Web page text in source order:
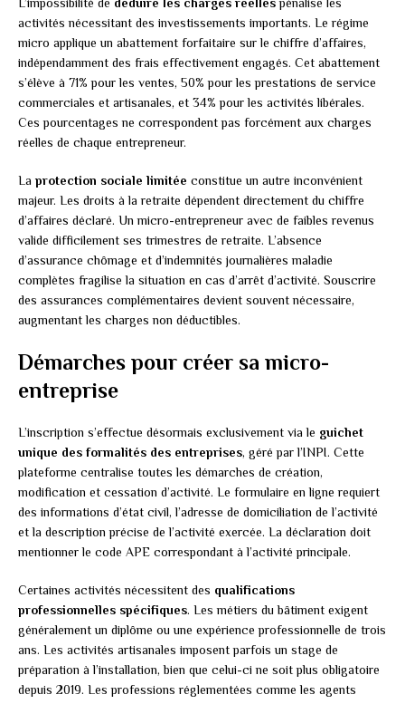
L’impossibilité de déduire les charges réellespénalise les
activités nécessitant des investissements importants. Le régime
micro applique un abattement forfaitaire sur le chiffre d’affaires,
indépendamment des frais effectivement engagés. Cet abattement
s’élève à 71% pour les ventes, 50% pour les prestations de service
commerciales et artisanales, et 34% pour les activités libérales.
Ces pourcentages ne correspondent pas forcément aux charges
réelles de chaque entrepreneur.
La protection sociale limitée constitue un autre inconvénient
majeur. Les droits à la retraite dépendent directement du chiffre
d’affaires déclaré. Un micro-entrepreneur avec de faibles revenus
valide difficilement ses trimestres de retraite. L’absence
d’assurance chômage et d’indemnités journalières maladie
complètes fragilise la situation en cas d’arrêt d’activité. Souscrire
des assurances complémentaires devient souvent nécessaire,
augmentant les charges non déductibles.
Démarches pour créer sa micro-
entreprise
L’inscription s’effectue désormais exclusivement via le guichet
unique des formalités des entreprises, géré par l’INPI. Cette
plateforme centralise toutes les démarches de création,
modification et cessation d’activité. Le formulaire en ligne requiert
des informations d’état civil, l’adresse de domiciliation de l’activité
et la description précise de l’activité exercée. La déclaration doit
mentionner le code APE correspondant à l’activité principale.
Certaines activités nécessitent des qualifications
professionnelles spécifiques. Les métiers du bâtiment exigent
généralement un diplôme ou une expérience professionnelle de trois
ans. Les activités artisanales imposent parfois un stage de
préparation à l’installation, bien que celui-ci ne soit plus obligatoire
depuis 2019. Les professions réglementées comme les agents